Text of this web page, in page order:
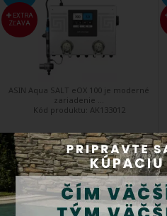
EXTRA
ZĽAVA
ASIN Aqua SALT eOX 100 je moderné
zariadenie ...
Kód produktu: AK133012
4 115,58 €
Kúpiť
Expedícia do 24 hod.